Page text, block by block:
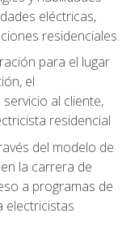
eléctricas,
residenciales.
para el lugar
el
al cliente,
residencial
del modelo de
la carrera de
a programas de
electricistas